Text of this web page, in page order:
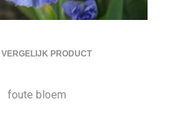
VERGELIJK PRODUCT
foute bloem